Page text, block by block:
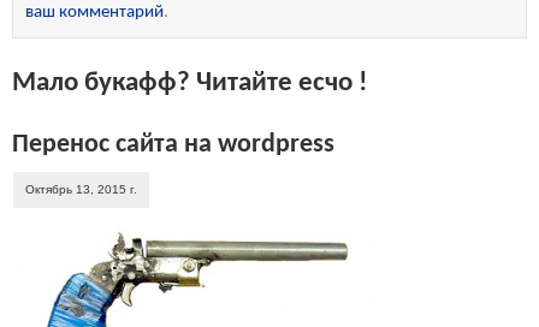
ваш комментарий.
Мало букафф? Читайте есчо !
Перенос сайта на wordpress
Октябрь 13, 2015 г.